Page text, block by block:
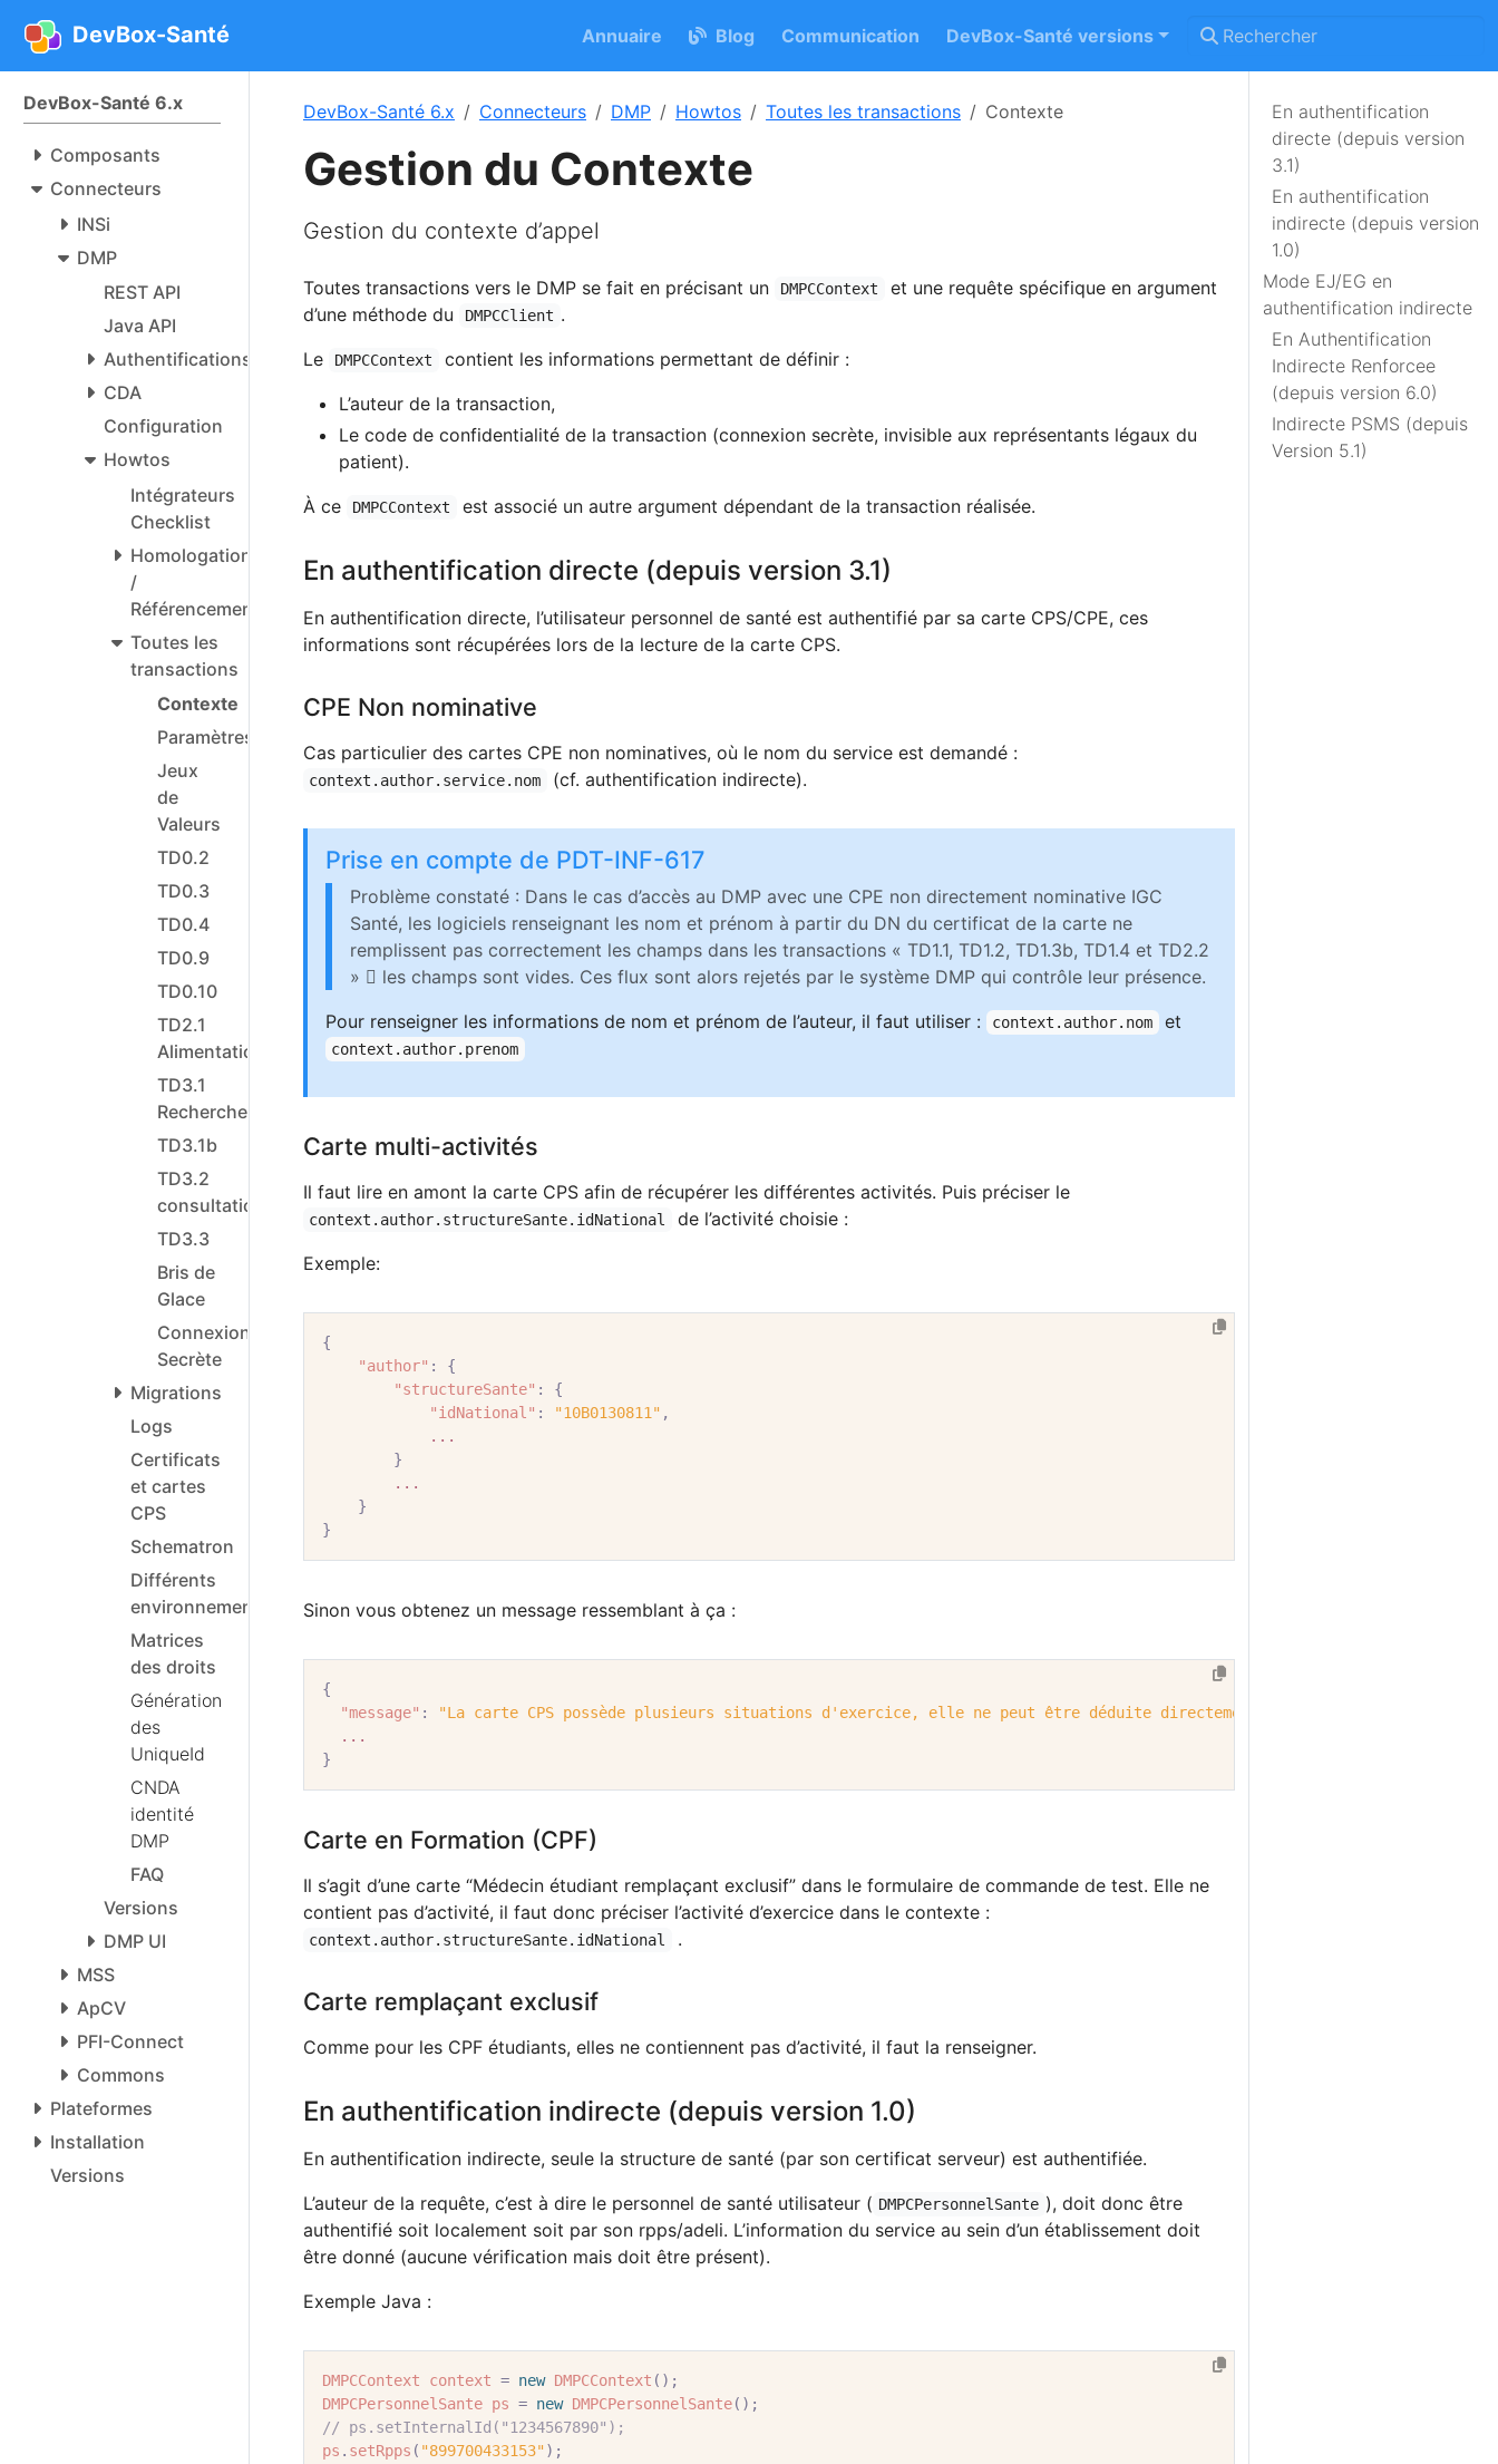
DevBox-Santé Annuaire Blog Communication DevBox-Santé versions
DevBox-Santé 6.x
Composants
Connecteurs
INSi
DMP
REST API
Java API
Authentifications
CDA
Configuration
Howtos
Intégrateurs
Checklist
Homologation
/
Référencement
Toutes les
transactions
Contexte
Paramètres
Jeux
de
Valeurs
TD0.2
TD0.3
TD0.4
TD0.9
TD0.10
TD2.1
Alimentation
TD3.1
Recherche
TD3.1b
TD3.2
consultation
TD3.3
Bris de
Glace
Connexion
Secrète
Migrations
Logs
Certificats
et cartes
CPS
Schematron
Différents
environnements
Matrices
des droits
Génération
des
UniqueId
CNDA
identité
DMP
FAQ
Versions
DMP UI
MSS
ApCV
PFI-Connect
Commons
Plateformes
Installation
Versions
En authentification
directe (depuis version
3.1)
En authentification
indirecte (depuis version
1.0)
Mode EJ/EG en
authentification indirecte
En Authentification
Indirecte Renforcee
(depuis version 6.0)
Indirecte PSMS (depuis
Version 5.1)
DevBox-Santé 6.x Connecteurs DMP Howtos Toutes les transactions Contexte
Gestion du Contexte
Gestion du contexte d’appel
Toutes transactions vers le DMP se fait en précisant un DMPCContext
et une requête spécifique en argument
d’une méthode du
DMPCClient .
Le
DMPCContext
contient les informations permettant de définir :
L’auteur de la transaction,
Le code de confidentialité de la transaction (connexion secrète, invisible aux représentants légaux du
patient).
À ce
DMPCContext est associé un autre argument dépendant de la transaction réalisée.
En authentification directe (depuis version 3.1)
En authentification directe, l’utilisateur personnel de santé est authentifié par sa carte CPS/CPE, ces
informations sont récupérées lors de la lecture de la carte CPS.
CPE Non nominative
Cas particulier des cartes CPE non nominatives, où le nom du service est demandé :
context.author.service.nom (cf. authentification indirecte).
Prise en compte de PDT-INF-617
Problème constaté : Dans le cas d’accès au DMP avec une CPE non directement nominative IGC
Santé, les logiciels renseignant les nom et prénom à partir du DN du certificat de la carte ne
remplissent pas correctement les champs dans les transactions « TD1.1, TD1.2, TD1.3b, TD1.4 et TD2.2
»  les champs sont vides. Ces flux sont alors rejetés par le système DMP qui contrôle leur présence.
Pour renseigner les informations de nom et prénom de l’auteur, il faut utiliser :
context.author.nom et
context.author.prenom
Carte multi-activités
Il faut lire en amont la carte CPS afin de récupérer les différentes activités. Puis préciser le
context.author.structureSante.idNational
de l’activité choisie :
Exemple:
{
"author" :
{
"structureSante" :
{
"idNational" : "10B0130811" ,
...
}
...
}
}
Sinon vous obtenez un message ressemblant à ça :
{
"message" :
"La carte CPS possède plusieurs situations d'exercice, elle ne peut être déduite directement, vous devez donc en
...
}
Carte en Formation (CPF)
Il s’agit d’une carte “Médecin étudiant remplaçant exclusif” dans le formulaire de commande de test. Elle ne
contient pas d’activité, il faut donc préciser l’activité d’exercice dans le contexte :
context.author.structureSante.idNational .
Carte remplaçant exclusif
Comme pour les CPF étudiants, elles ne contiennent pas d’activité, il faut la renseigner.
En authentification indirecte (depuis version 1.0)
En authentification indirecte, seule la structure de santé (par son certificat serveur) est authentifiée.
L’auteur de la requête, c’est à dire le personnel de santé utilisateur ( DMPCPersonnelSante ), doit donc être
authentifié soit localement soit par son rpps/adeli. L’information du service au sein d’un établissement doit
être donné (aucune vérification mais doit être présent).
Exemple Java :
DMPCContext context = new DMPCContext ();
DMPCPersonnelSante ps = new DMPCPersonnelSante();
// ps.setInternalId("1234567890");
ps . setRpps ( "899700433153");